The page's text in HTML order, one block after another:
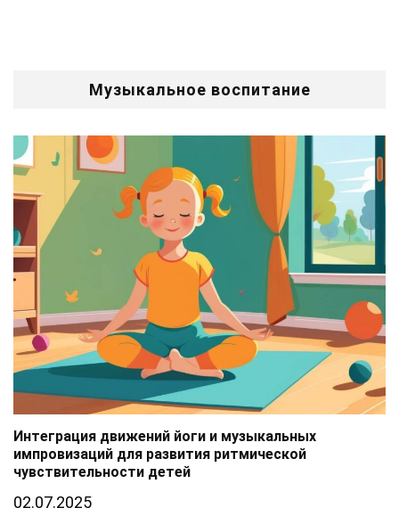
Музыкальное воспитание
Интеграция движений йоги и музыкальных
импровизаций для развития ритмической
чувствительности детей
02.07.2025